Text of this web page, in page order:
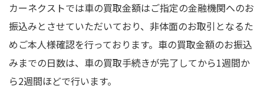
カーネクストでは車の買取金額はご指定の金融機関へのお
振込みとさせていただいており、非体面のお取引となるた
めご本人様確認を行っております。車の買取金額のお振込
みまでの日数は、車の買取手続きが完了してから1週間か
ら2週間ほどで行います。